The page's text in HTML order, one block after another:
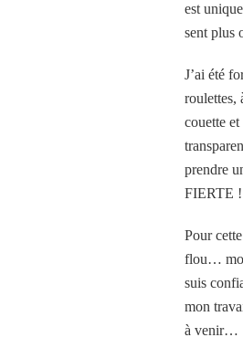
est
sent plus
J’ai été
roulettes,
couette
prendre
FIERTE
Pour
flou…
suis
mon
à venir…